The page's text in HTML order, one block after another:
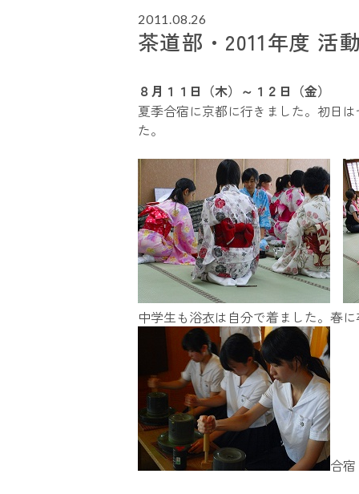
2011.08.26
茶道部・2011年度 活
８月１１日（木）～１２日（金）
夏季合宿に京都に行きました。初日
た。
中学生も浴衣は自分で着ました。春
合